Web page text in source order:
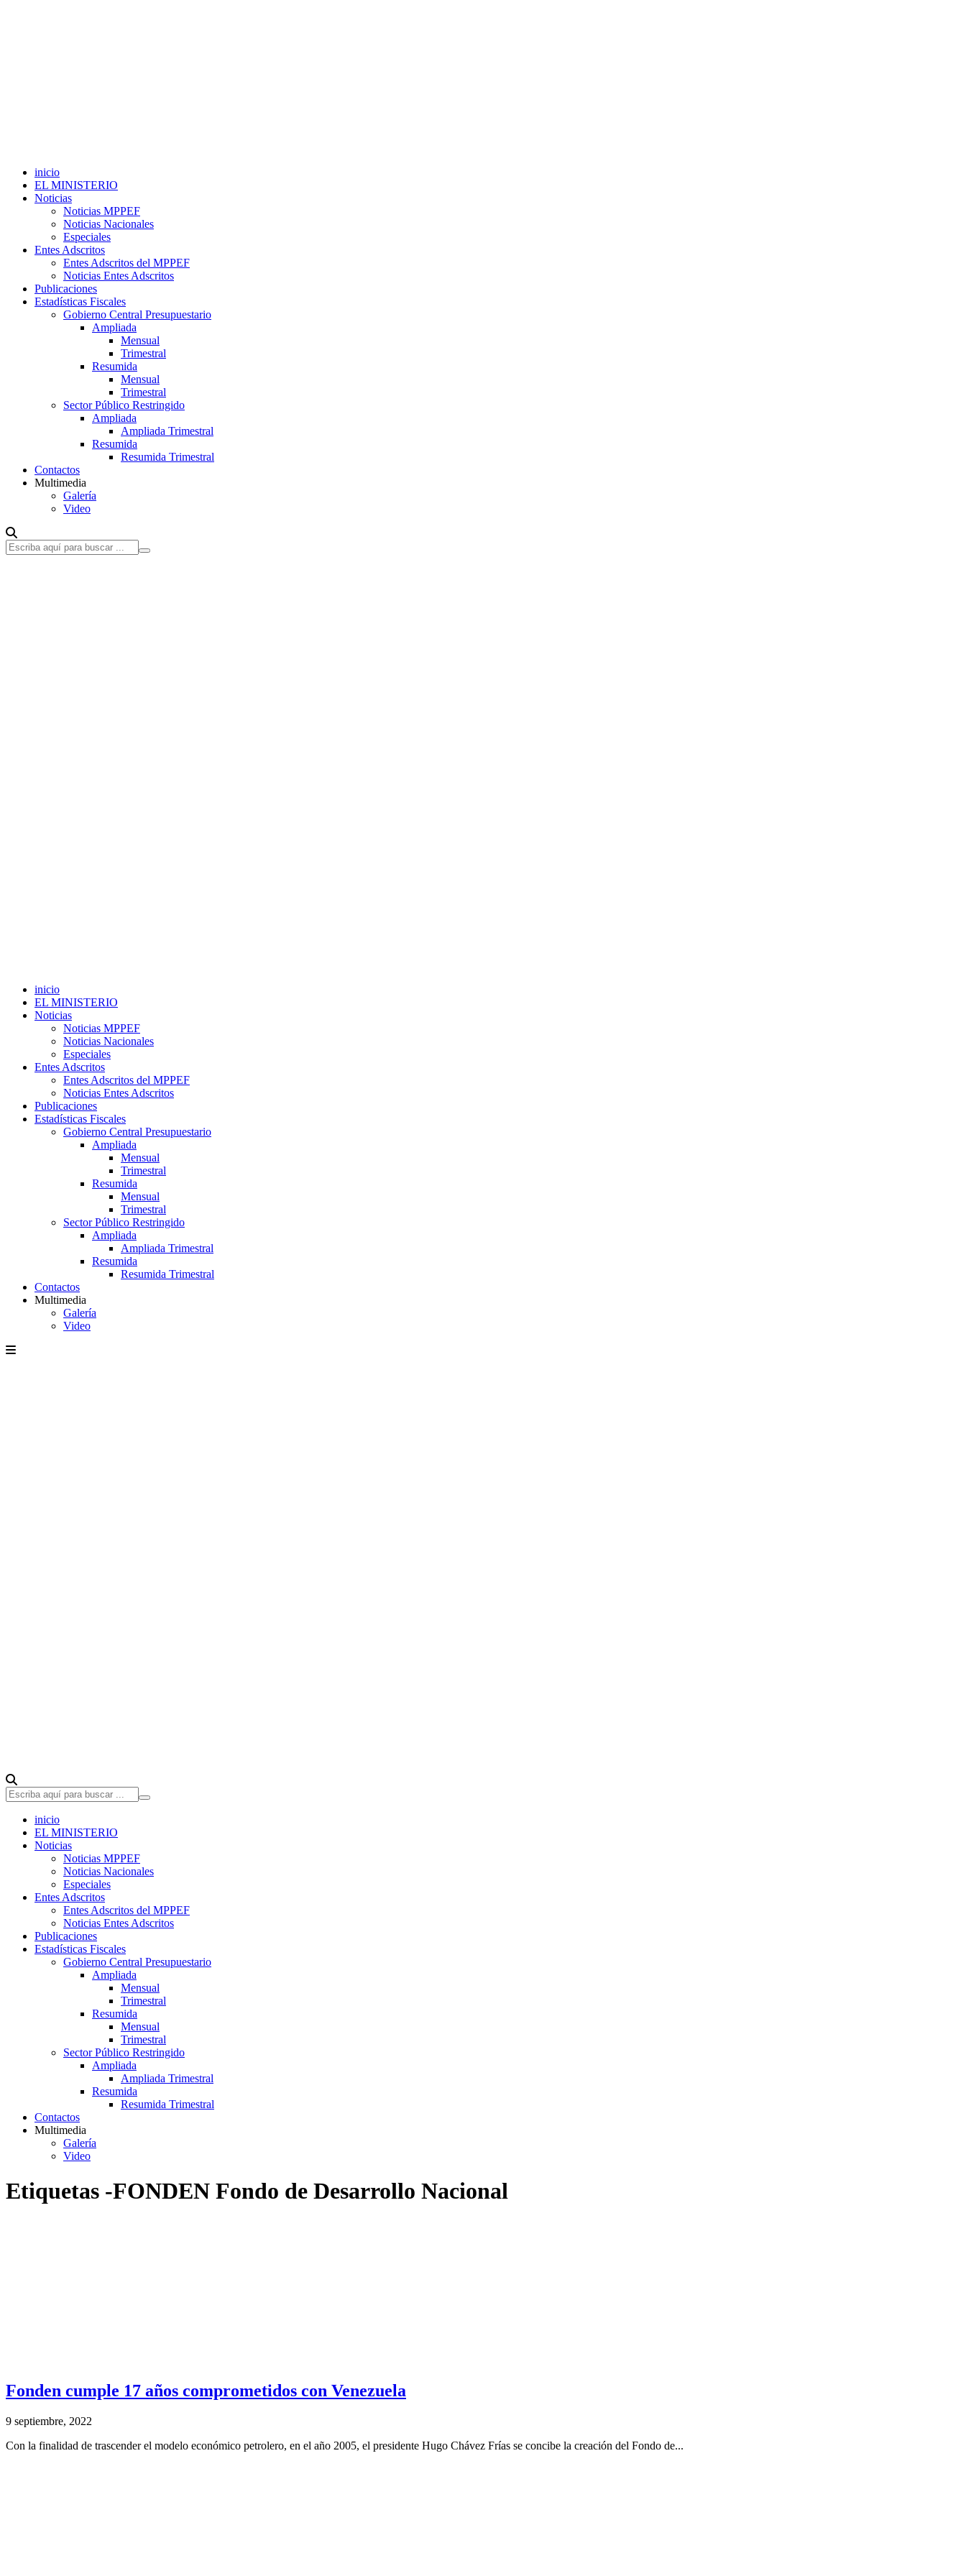
inicio
EL MINISTERIO
Noticias
Noticias MPPEF
Noticias Nacionales
Especiales
Entes Adscritos
Entes Adscritos del MPPEF
Noticias Entes Adscritos
Publicaciones
Estadísticas Fiscales
Gobierno Central Presupuestario
Ampliada
Mensual
Trimestral
Resumida
Mensual
Trimestral
Sector Público Restringido
Ampliada
Ampliada Trimestral
Resumida
Resumida Trimestral
Contactos
Multimedia
Galería
Video
inicio
EL MINISTERIO
Noticias
Noticias MPPEF
Noticias Nacionales
Especiales
Entes Adscritos
Entes Adscritos del MPPEF
Noticias Entes Adscritos
Publicaciones
Estadísticas Fiscales
Gobierno Central Presupuestario
Ampliada
Mensual
Trimestral
Resumida
Mensual
Trimestral
Sector Público Restringido
Ampliada
Ampliada Trimestral
Resumida
Resumida Trimestral
Contactos
Multimedia
Galería
Video
inicio
EL MINISTERIO
Noticias
Noticias MPPEF
Noticias Nacionales
Especiales
Entes Adscritos
Entes Adscritos del MPPEF
Noticias Entes Adscritos
Publicaciones
Estadísticas Fiscales
Gobierno Central Presupuestario
Ampliada
Mensual
Trimestral
Resumida
Mensual
Trimestral
Sector Público Restringido
Ampliada
Ampliada Trimestral
Resumida
Resumida Trimestral
Contactos
Multimedia
Galería
Video
Etiquetas -FONDEN Fondo de Desarrollo Nacional
Fonden cumple 17 años comprometidos con Venezuela
9 septiembre, 2022
Con la finalidad de trascender el modelo económico petrolero, en el año 2005, el presidente Hugo Chávez Frías se concibe la creación del Fondo de...